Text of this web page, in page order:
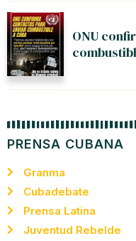
ONU
PRENSA CUBANA
Granma
Cubadebate
Prensa Latina
Juventud Rebelde